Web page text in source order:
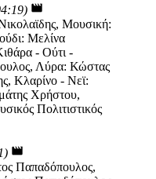
movie
Μουσική:
Μελίνα
- Ούτι -
Λύρα: Κώστας
Κλαρίνο - Νεϊ:
Χρήστου,
Πολιτιστικός
movie
Παπαδόπουλος,